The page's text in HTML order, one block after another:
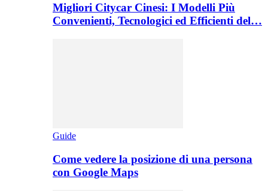
Migliori Citycar Cinesi: I Modelli Più
Convenienti, Tecnologici ed Efficienti del…
Guide
Come vedere la posizione di una persona
con Google Maps